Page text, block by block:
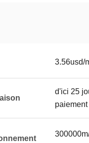
3.56usd/
d'ici 25